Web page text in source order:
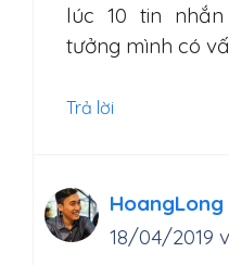
lúc 10 tin
tưởng mình có
Trả lời
HoangLong
18/04/2019